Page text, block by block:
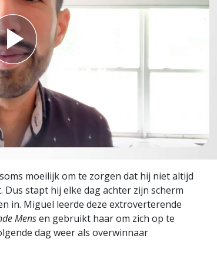
De
De
moeilijk om te zorgen dat hij niet altijd
stapt hij elke dag achter zijn scherm
in. Miguel leerde deze extroverterende
Mensen gebruikt haar om zich op te
dag weer als overwinnaar